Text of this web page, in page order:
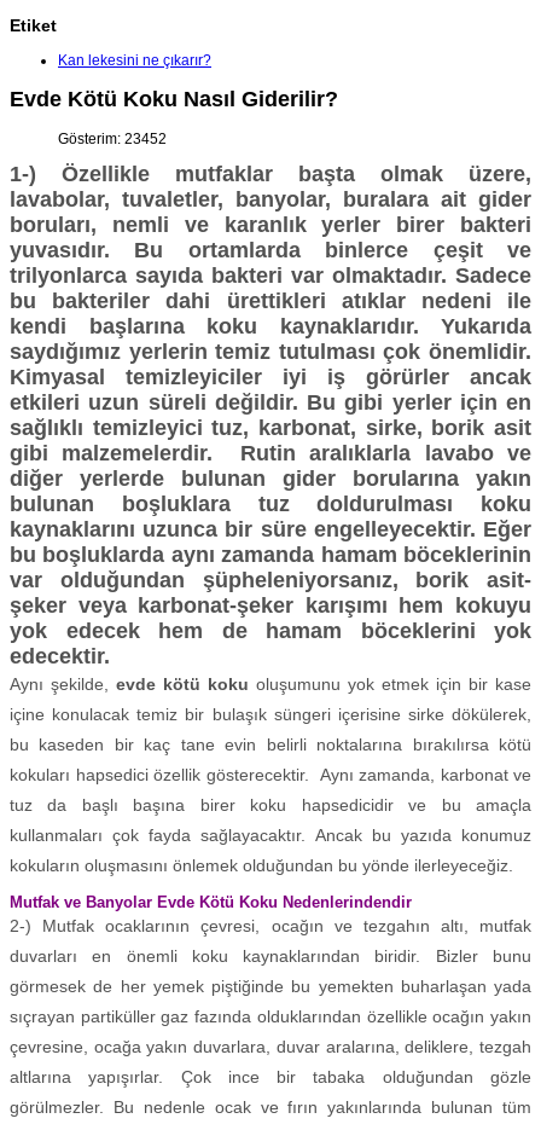
Etiket
Kan lekesini ne çıkarır?
Evde Kötü Koku Nasıl Giderilir?
Gösterim: 23452
1-) Özellikle mutfaklar başta olmak üzere,
lavabolar, tuvaletler, banyolar, buralara ait gider
boruları, nemli ve karanlık yerler birer bakteri
yuvasıdır. Bu ortamlarda binlerce çeşit ve
trilyonlarca sayıda bakteri var olmaktadır. Sadece
bu bakteriler dahi ürettikleri atıklar nedeni ile
kendi başlarına koku kaynaklarıdır. Yukarıda
saydığımız yerlerin temiz tutulması çok önemlidir.
Kimyasal temizleyiciler iyi iş görürler ancak
etkileri uzun süreli değildir. Bu gibi yerler için en
sağlıklı temizleyici tuz, karbonat, sirke, borik asit
gibi malzemelerdir. Rutin aralıklarla lavabo ve
diğer yerlerde bulunan gider borularına yakın
bulunan boşluklara tuz doldurulması koku
kaynaklarını uzunca bir süre engelleyecektir. Eğer
bu boşluklarda aynı zamanda hamam böceklerinin
var olduğundan şüpheleniyorsanız, borik asit-
şeker veya karbonat-şeker karışımı hem kokuyu
yok edecek hem de hamam böceklerini yok
edecektir.
Aynı şekilde, evde kötü koku oluşumunu yok etmek için bir kase
içine konulacak temiz bir bulaşık süngeri içerisine sirke dökülerek,
bu kaseden bir kaç tane evin belirli noktalarına bırakılırsa kötü
kokuları hapsedici özellik gösterecektir. Aynı zamanda, karbonat ve
tuz da başlı başına birer koku hapsedicidir ve bu amaçla
kullanmaları çok fayda sağlayacaktır. Ancak bu yazıda konumuz
kokuların oluşmasını önlemek olduğundan bu yönde ilerleyeceğiz.
Mutfak ve Banyolar Evde Kötü Koku Nedenlerindendir
2-) Mutfak ocaklarının çevresi, ocağın ve tezgahın altı, mutfak
duvarları en önemli koku kaynaklarından biridir. Bizler bunu
görmesek de her yemek piştiğinde bu yemekten buharlaşan yada
sıçrayan partiküller gaz fazında olduklarından özellikle ocağın yakın
çevresine, ocağa yakın duvarlara, duvar aralarına, deliklere, tezgah
altlarına yapışırlar. Çok ince bir tabaka olduğundan gözle
görülmezler. Bu nedenle ocak ve fırın yakınlarında bulunan tüm